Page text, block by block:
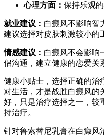
心理方面： 保持乐观
就业建议： 白癜风不影响智
建议选择对皮肤刺激较小的
情感建议： 白癜风不会影响
侣沟通，建立健康的恋爱关
健康小贴士，选择正确的治
对生活，才是战胜白癜风的
好，只是治疗选择之一，较
持治疗。
针对鲁索替尼乳膏在白癜风